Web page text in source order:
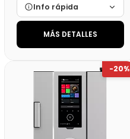
Info rápida
Marca
Cargando…
DisponibilidadCargando…
Precio final (+21%)
MÁS DETALLES
-20%